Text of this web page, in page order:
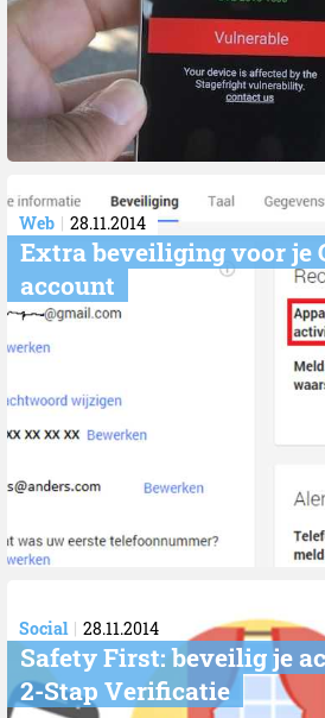
Web 28.11.2014
Extra beveiliging voor je
account
Social 28.11.2014
Safety First: beveilig je
2-Stap Verificatie